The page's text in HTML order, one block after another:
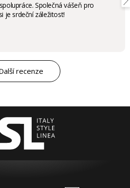
Společná vášeň pro
je srdeční záležitost!
recenze